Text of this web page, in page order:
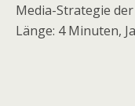
Media-Strategie
Länge: 4 Minuten,